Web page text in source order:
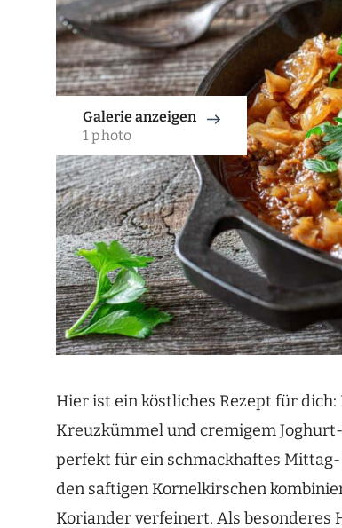
Galerie anzeigen
1 photo
Hier ist ein köstliches Rezept für
Kreuzkümmel und cremigem
perfekt für ein schmackhaftes
den saftigen Kornelkirschen
Koriander verfeinert. Als besonderes